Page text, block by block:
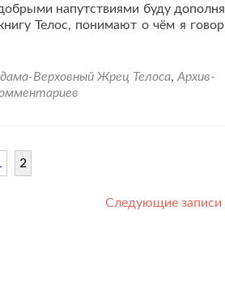
напутствиями буду
Телос, понимают о чём я
Верховный Жрец Телоса, Архив-
2
Следующие записи